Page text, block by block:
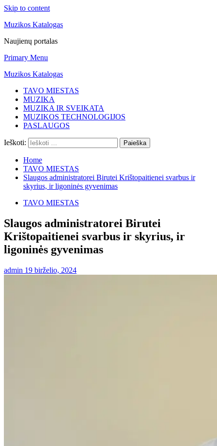
Skip to content
Muzikos Katalogas
Naujienų portalas
Primary Menu
Muzikos Katalogas
TAVO MIESTAS
MUZIKA
MUZIKA IR SVEIKATA
MUZIKOS TECHNOLOGIJOS
PASLAUGOS
Ieškoti:
Home
TAVO MIESTAS
Slaugos administratorei Birutei Krištopaitienei svarbus ir
skyrius, ir ligoninės gyvenimas
TAVO MIESTAS
Slaugos administratorei Birutei
Krištopaitienei svarbus ir skyrius, ir
ligoninės gyvenimas
admin 19 birželio, 2024